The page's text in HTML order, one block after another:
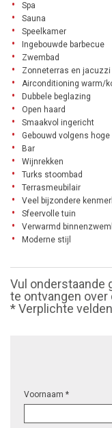
Spa
Sauna
Speelkamer
Ingebouwde barbecue
Zwembad
Zonneterras en jacuzzi
Airconditioning warm/
Dubbele beglazing
Open haard
Smaakvol ingericht
Gebouwd volgens
Bar
Wijnrekken
Turks stoombad
Terrasmeubilair
Veel bijzondere
Sfeervolle tuin
Verwarmd
Moderne stijl
Vul onderstaande
te ontvangen
* Verplichte velden
Voornaam *